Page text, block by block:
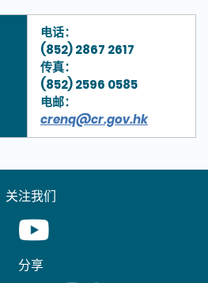
电话：
(852) 2867 2617
传真：
(852) 2596 0585
电邮：
crenq@cr.gov.hk
关注我们
Youtube [This link will pop up in
分享